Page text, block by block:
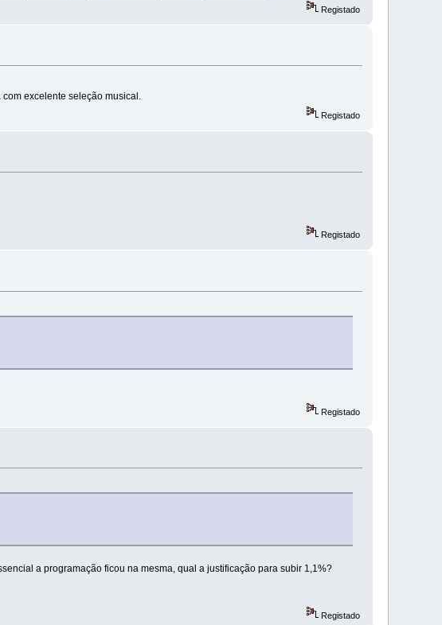
Registado
excelente seleção musical.
Registado
Registado
Registado
a programação ficou na mesma, qual a justificação para subir 1,1%?
Registado